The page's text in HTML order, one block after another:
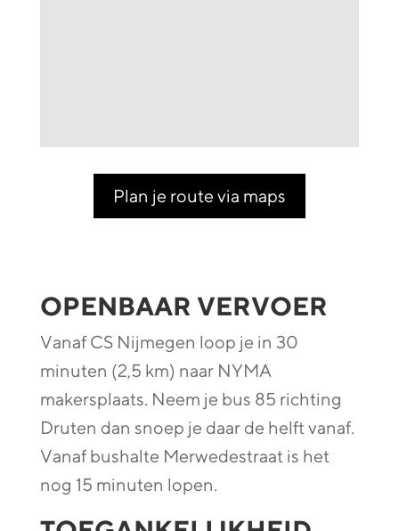
Plan je route via maps
OPENBAAR VERVOER
Vanaf CS Nijmegen loop je in 30
minuten (2,5 km) naar NYMA
makersplaats. Neem je bus 85 richting
Druten dan snoep je daar de helft vanaf.
Vanaf bushalte Merwedestraat is het
nog 15 minuten lopen.